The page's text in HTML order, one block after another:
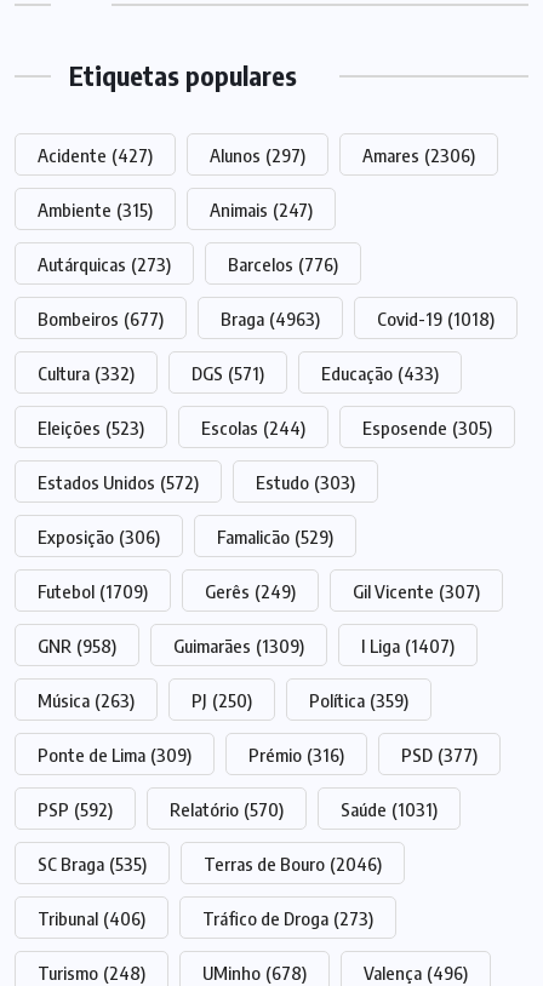
Etiquetas populares
Acidente (427) Alunos (297) Amares (2306)
Ambiente (315) Animais (247)
Autárquicas (273) Barcelos (776)
Bombeiros (677) Braga (4963) Covid-19 (1018)
Cultura (332) DGS (571) Educação (433)
Eleições (523) Escolas (244) Esposende (305)
Estados Unidos (572) Estudo (303)
Exposição (306) Famalicão (529)
Futebol (1709) Gerês (249) Gil Vicente (307)
GNR (958) Guimarães (1309) I Liga (1407)
Música (263) PJ (250) Política (359)
Ponte de Lima (309) Prémio (316) PSD (377)
PSP (592) Relatório (570) Saúde (1031)
SC Braga (535) Terras de Bouro (2046)
Tribunal (406) Tráfico de Droga (273)
Turismo (248) UMinho (678) Valença (496)